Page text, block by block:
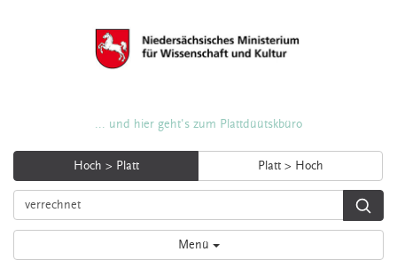
... und hier geht's zum Plattdüütskbüro
Hoch > Platt Platt > Hoch
Menü